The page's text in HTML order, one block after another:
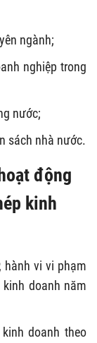
ngành;
nghiệp trong
nước;
sách nhà nước.
động
kinh
hành vi vi phạm
doanh năm
doanh theo